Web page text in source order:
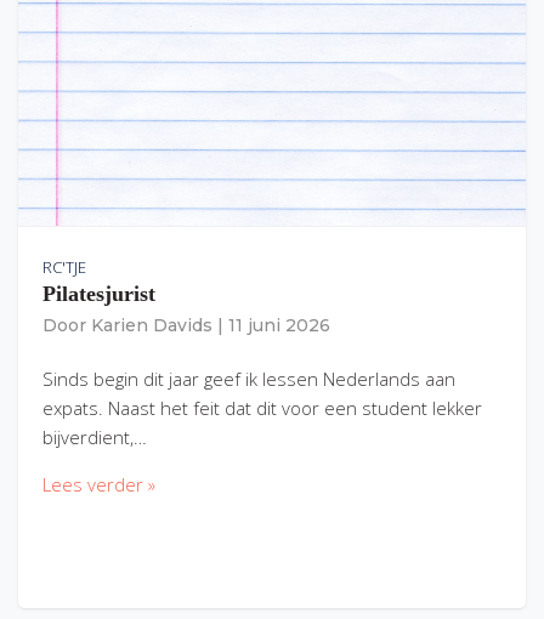
RC'TJE
Pilatesjurist
Door Karien Davids 11 juni 2026
Sinds begin dit jaar geef ik lessen Nederlands aan
expats. Naast het feit dat dit voor een student lekker
bijverdient,…
Lees verder »